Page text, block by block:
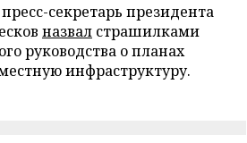
секретарь президента
назвал страшилками
руководства о планах
инфраструктуру.